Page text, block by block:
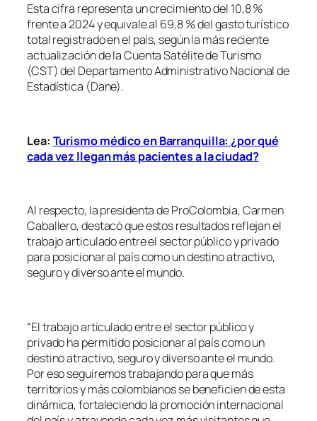
Esta cifra representa un crecimiento del 10,8 %
frente a 2024 y equivale al 69,8 % del gasto turístico
total registrado en el país, según la más reciente
actualización de la Cuenta Satélite de Turismo
(CST) del Departamento Administrativo Nacional de
Estadística (Dane).
Lea: Turismo médico en Barranquilla: ¿por qué
cada vez llegan más pacientes a la ciudad?
Al respecto, la presidenta de ProColombia, Carmen
Caballero, destacó que estos resultados reflejan el
trabajo articulado entre el sector público y privado
para posicionar al país como un destino atractivo,
seguro y diverso ante el mundo.
“El trabajo articulado entre el sector público y
privado ha permitido posicionar al país como un
destino atractivo, seguro y diverso ante el mundo.
Por eso seguiremos trabajando para que más
territorios y más colombianos se beneficien de esta
dinámica, fortaleciendo la promoción internacional